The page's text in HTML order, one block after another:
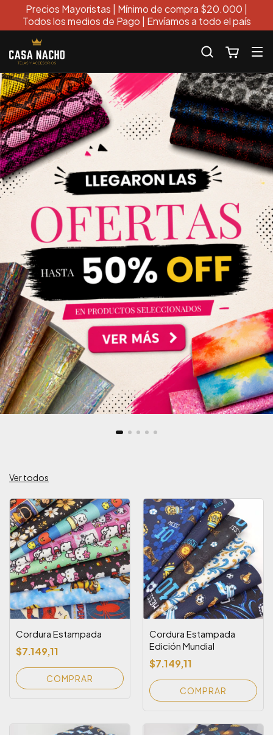
Precios Mayoristas | Mínimo de compra $20.000 |
Todos los medios de Pago | Envíamos a todo el país
Ver todos
Cordura Estampada
$7.149,11
COMPRAR
Cordura Estampada
Edición Mundial
$7.149,11
COMPRAR